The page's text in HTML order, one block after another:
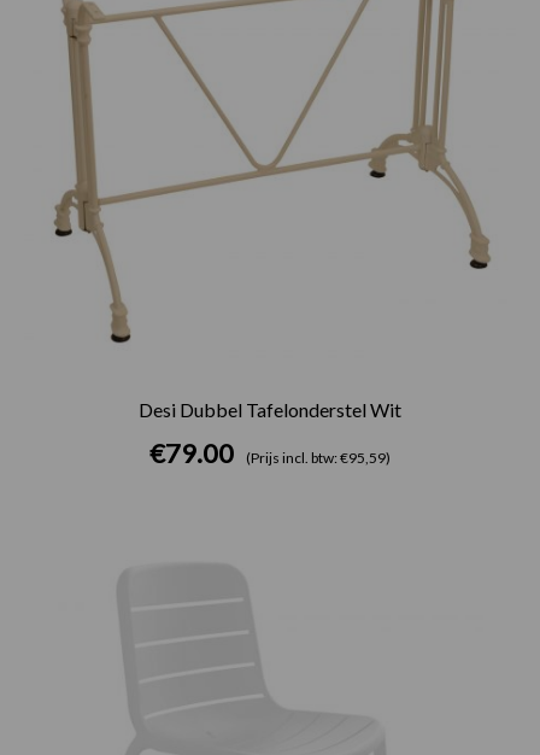
Desi Dubbel Tafelonderstel Wit
€79.00 (Prijs incl. btw: €95,59)